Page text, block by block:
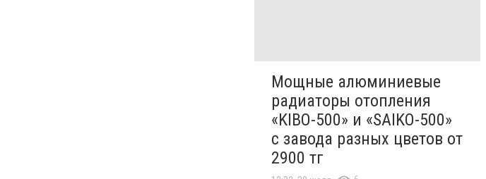
Мощные алюминиевые
радиаторы отопления
«KIBO-500» и «SAIKO-500»
с завода разных цветов от
2900 тг